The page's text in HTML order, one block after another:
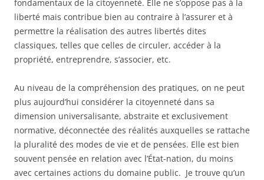
fondamentaux de la citoyenneté. Elle ne s’oppose pas à la
liberté mais contribue bien au contraire à l’assurer et à
permettre la réalisation des autres libertés dites
classiques, telles que celles de circuler, accéder à la
propriété, entreprendre, s’associer, etc.
Au niveau de la compréhension des pratiques, on ne peut
plus aujourd’hui considérer la citoyenneté dans sa
dimension universalisante, abstraite et exclusivement
normative, déconnectée des réalités auxquelles se rattache
la pluralité des modes de vie et de pensées. Elle est bien
souvent pensée en relation avec l’État-nation, du moins
avec certaines actions du domaine public. Je trouve qu’un